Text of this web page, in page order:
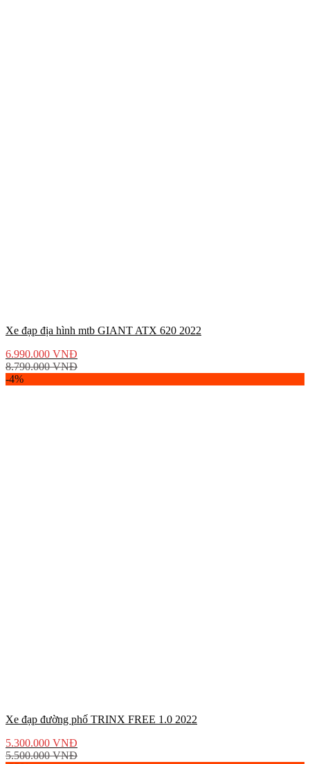
Xe đạp địa hình mtb GIANT ATX 620 2022
6.990.000 VNĐ
8.790.000VNĐ
-4%
Xe đạp đường phố TRINX FREE 1.0 2022
5.300.000 VNĐ
5.500.000VNĐ